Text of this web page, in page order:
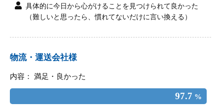
具体的に今日から心がけることを見つけられて良かった
（難しいと思ったら、慣れてないだけに言い換える）
物流・運送会社様
内容： 満足・良かった
97.7 %